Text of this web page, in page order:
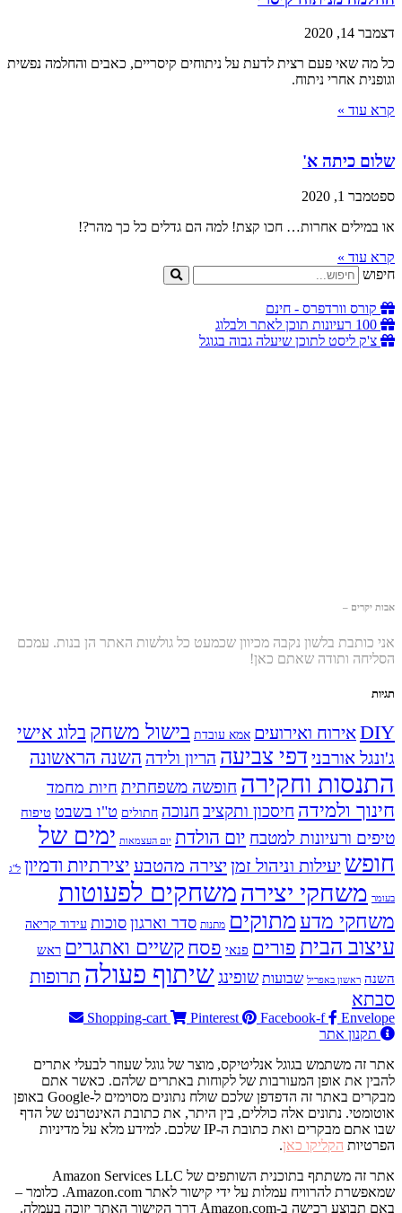
דצמבר 14, 2020
כל מה שאי פעם רצית לדעת על ניתוחים קיסריים, כאבים והחלמה נפשית
וגופנית אחרי ניתוח.
קרא עוד »
שלום כיתה א'
ספטמבר 1, 2020
או במילים אחרות… חכו קצת! למה הם גדלים כל כך מהר?!
קרא עוד »
חיפוש
קורס וורדפרס - חינם
100 רעיונות תוכן לאתר ולבלוג
צ'ק ליסט לתוכן שיעלה גבוה בגוגל
אבות יקרים –
אני כותבת בלשון נקבה מכיוון שכמעט כל גולשות האתר הן בנות. עמכם
הסליחה ותודה שאתם כאן!
תגיות
DIYאירוח ואירועים אמא עובדת בישול משחק בלוג אישי
ג'ונגל אורבני דפי צביעה הריון ולידה השנה הראשונה
התנסות וחקירה חופשה משפחתית חיות מחמד
חינוך ולמידה חיסכון ותקציב חנוכה חתולים ט"ו בשבט טיפוח
טיפים ורעיונות למטבח יום הולדת יום העצמאות ימים של
חופש יעילות וניהול זמן יצירה מהטבע יצירתיות ודמיון ל"ג
בעומר משחקי יצירהמשחקים לפעוטות
משחקי מדע מתוקים מתנות סדר וארגון סוכות עידוד קריאה
עיצוב הבית פורים פנאי פסח קשיים ואתגרים ראש
השנה ראשון באפריל שבועות שופינגשיתוף פעולה תרופות
סבתא
Shopping-cart Pinterest Facebook-f
Envelope
תקנון אתר
אתר זה משתמש בגוגל אנליטיקס, מוצר של גוגל שעוזר לבעלי אתרים
להבין את אופן המעורבות של לקוחות באתרים שלהם. כאשר אתם
מבקרים באתר זה הדפדפן שלכם שולח נתונים מסוימים ל-Google באופן
אוטומטי. נתונים אלה כוללים, בין היתר, את כתובת האינטרנט של הדף
שבו אתם מבקרים ואת כתובת ה-IP שלכם. למידע מלא על מדיניות
הפרטיות הקליקו כאן.
אתר זה משתתף בתוכנית השותפים של Amazon Services LLC
שמאפשרת להרוויח עמלות על ידי קישור לאתר Amazon.com. כלומר –
באם תבוצע רכישה ב-Amazon.com דרך הקישור האתר יזוכה בעמלה.